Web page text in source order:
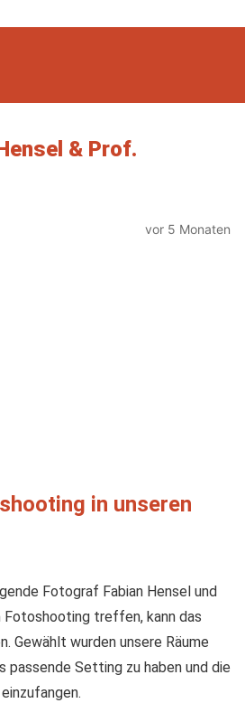
& Prof.
vor 5 Monaten
in unseren
Fotograf Fabian Hensel und
Fotoshooting treffen, kann das
Gewählt wurden unsere Räume
passende Setting zu haben und die